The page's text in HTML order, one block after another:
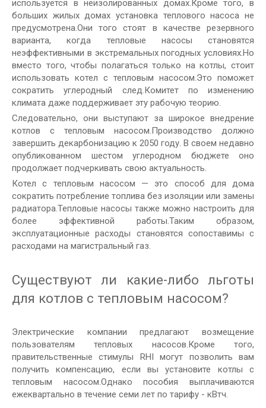
используется в неизолированных домах.Кроме того, в
больших жилых домах установка теплового насоса не
предусмотрена.Они того стоят в качестве резервного
варианта, когда тепловые насосы становятся
неэффективными в экстремальных погодных условиях.Но
вместо того, чтобы полагаться только на котлы, стоит
использовать котел с тепловым насосом.Это поможет
сократить углеродный след.Комитет по изменению
климата даже поддерживает эту рабочую теорию.
Следовательно, они выступают за широкое внедрение
котлов с тепловым насосом.Производство должно
завершить декарбонизацию к 2050 году. В своем недавно
опубликованном шестом углеродном бюджете оно
продолжает подчеркивать свою актуальность.
Котел с тепловым насосом — это способ для дома
сократить потребление топлива без изоляции или замены
радиатора.Тепловые насосы также можно настроить для
более эффективной работы.Таким образом,
эксплуатационные расходы становятся сопоставимы с
расходами на магистральный газ.
Существуют ли какие-либо льготы
для котлов с тепловым насосом?
Электрические компании предлагают возмещение
пользователям тепловых насосов.Кроме того,
правительственные стимулы RHI могут позволить вам
получить компенсацию, если вы установите котлы с
тепловым насосом.Однако пособия выплачиваются
ежеквартально в течение семи лет по тарифу - кВтч.